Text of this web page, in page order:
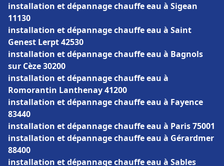
installation et dépannage chauffe eau à Sigean
11130
installation et dépannage chauffe eau à Saint
Genest Lerpt 42530
installation et dépannage chauffe eau à Bagnols
sur Cèze 30200
installation et dépannage chauffe eau à
Romorantin Lanthenay 41200
installation et dépannage chauffe eau à Fayence
83440
installation et dépannage chauffe eau à Paris 75001
installation et dépannage chauffe eau à Gérardmer
88400
installation et dépannage chauffe eau à Sables